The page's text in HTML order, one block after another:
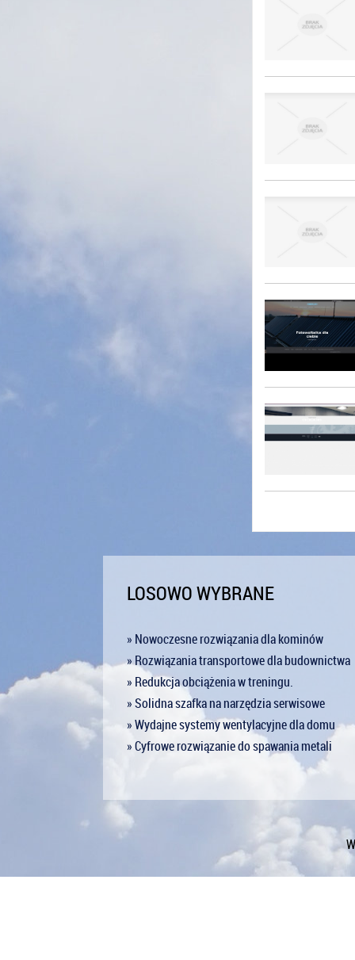
LOSOWO WYBRANE
» Nowoczesne rozwiązania dla kominów
» Rozwiązania transportowe dla budownictwa
» Redukcja obciążenia w treningu.
» Solidna szafka na narzędzia serwisowe
» Wydajne systemy wentylacyjne dla domu
» Cyfrowe rozwiązanie do spawania metali